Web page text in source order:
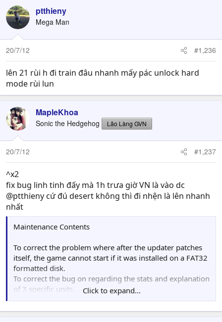
ptthieny
Mega Man
20/7/12 #1,236
lên 21 rùi h đi train đâu nhanh mấy pác unlock hard
mode rùi lun
MapleKhoa
Sonic the Hedgehog Lão Làng GVN
20/7/12 #1,237
^x2
fix bug linh tinh đấy mà 1h trưa giờ VN là vào dc
@ptthieny cứ đú desert không thì đi nhện là lên nhanh
nhất
Maintenance Contents
To correct the problem where after the updater patches
itself, the game cannot start if it was installed on a FAT32
formatted disk.
To correct the bug on regarding the stats and explanation
of 3 specific units.
To address a bug where the interrupt ranking mail is also
sent to those were weren’t ranked
Click to expand...